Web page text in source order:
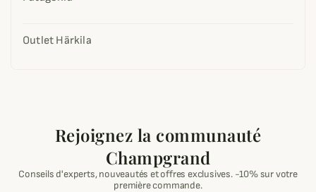
Outlet Härkila
Rejoignez la communauté
Champgrand
Conseils d'experts, nouveautés et offres exclusives. -10% sur votre
première commande.